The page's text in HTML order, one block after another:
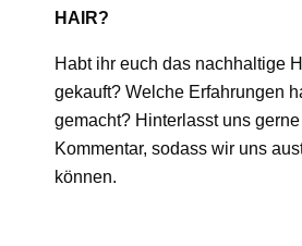
HAIR?
Habt ihr euch das nachhaltige
gekauft? Welche Erfahrungen
gemacht? Hinterlasst uns
Kommentar, sodass wir uns
können.